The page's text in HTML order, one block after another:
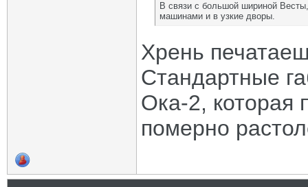
В связи с большой шириной
машинами и в узкие дворы.
Хрень
Стандартные
Ока-2, которая
померно